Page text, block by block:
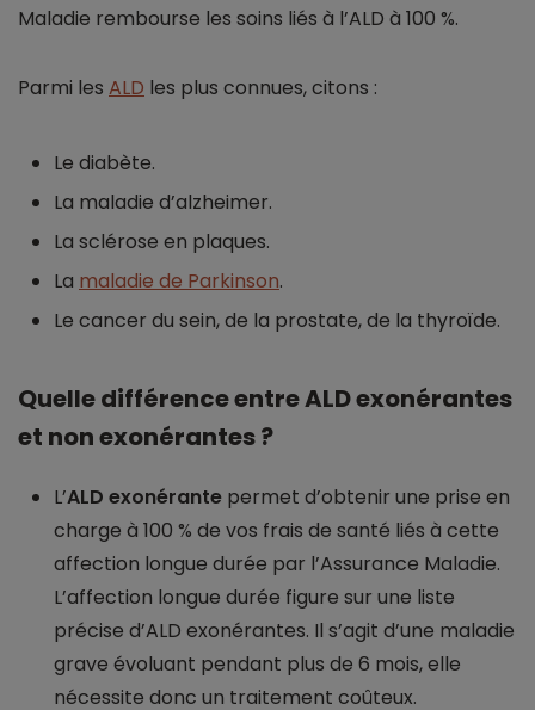
Maladie rembourse les soins liés à l’ALD à 100 %.
Parmi les ALD les plus connues, citons :
Le diabète.
La maladie d’alzheimer.
La sclérose en plaques.
La maladie de Parkinson.
Le cancer du sein, de la prostate, de la thyroïde.
Quelle différence entre ALD exonérantes
et non exonérantes ?
L’ALD exonérante permet d’obtenir une prise en
charge à 100 % de vos frais de santé liés à cette
affection longue durée par l’Assurance Maladie.
L’affection longue durée figure sur une liste
précise d’ALD exonérantes. Il s’agit d’une maladie
grave évoluant pendant plus de 6 mois, elle
nécessite donc un traitement coûteux.